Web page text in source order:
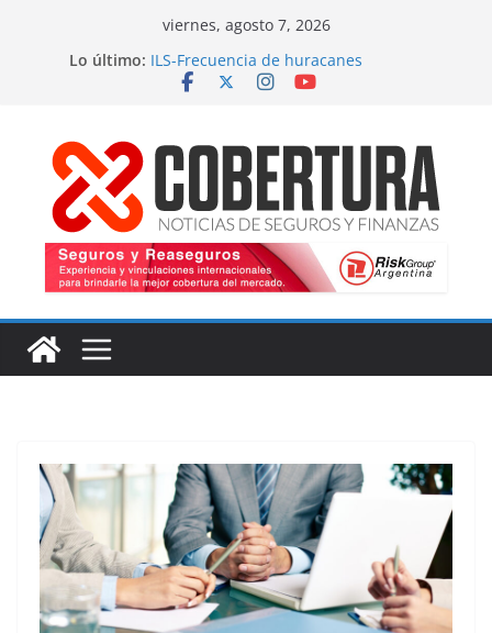
viernes, agosto 7, 2026
Lo último: ILS-Frecuencia de huracanes
Seguro marítimo-Presiones cruzadas
Fitch-Impulso a la innovación